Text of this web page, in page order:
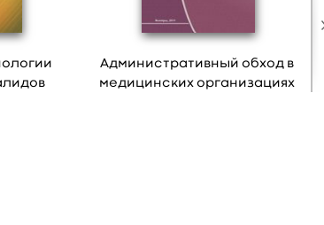
Административный обход в
медицинских организациях